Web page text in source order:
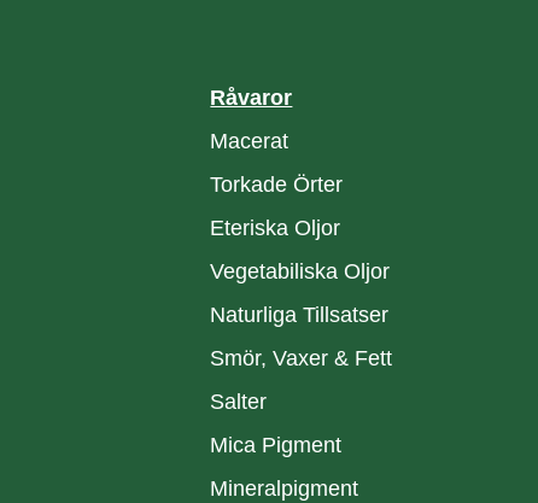
Råvaror
Macerat
Torkade Örter
Eteriska Oljor
Vegetabiliska Oljor
Naturliga Tillsatser
Smör, Vaxer & Fett
Salter
Mica Pigment
Mineralpigment